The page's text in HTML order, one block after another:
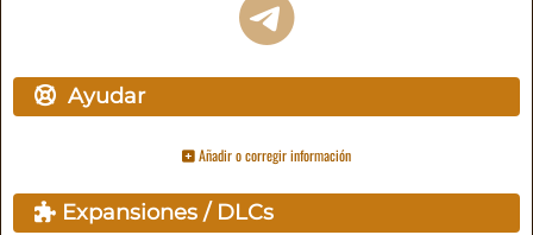
Ayudar
Añadir o corregir información
Expansiones / DLCs